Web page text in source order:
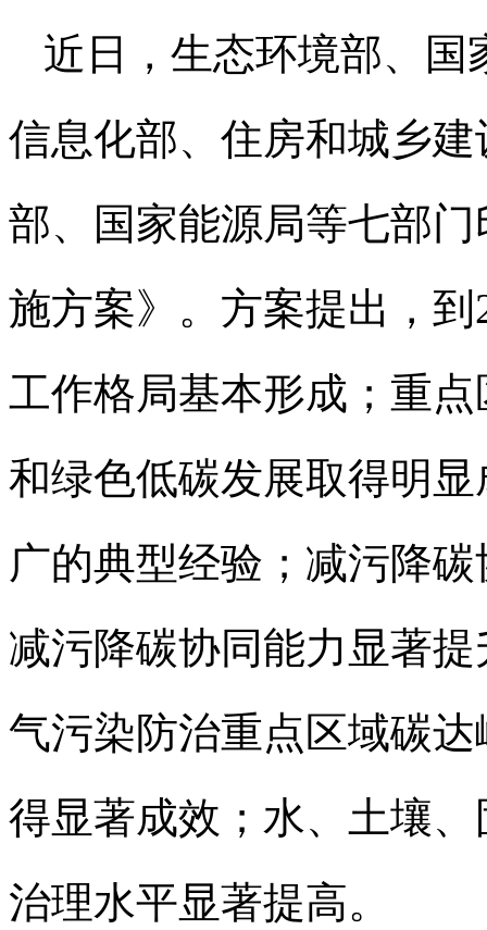
近日，生态环境部、国
信息化部、住房和城乡
部、国家能源局等七部
施方案》。方案提出，
工作格局基本形成；重
和绿色低碳发展取得明
广的典型经验；减污降
减污降碳协同能力显著
气污染防治重点区域碳
得显著成效；水、土壤
治理水平显著提高。